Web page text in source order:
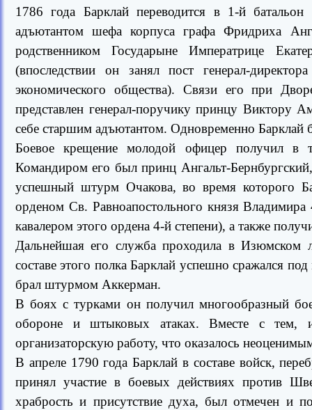
1786 года Барклай переводится в 1-й батальон
адъютантом шефа корпуса графа Фридриха
родственником Государыне Императрице
(впоследствии он занял пост генерал-
экономического общества). Связи его при
представлен генерал-поручику принцу Виктору
себе старшим адъютантом. Одновременно Барклай
Боевое крещение молодой офицер получил
Командиром его был принц Ангальт-
успешный штурм Очакова, во время которого
орденом Св. Равноапостольного князя
кавалером этого ордена 4-й степени), а также
Дальнейшая его служба проходила в Изюмском
составе этого полка Барклай успешно сражался
брал штурмом Аккерман.
В боях с турками он получил многообразный
обороне и штыковых атаках. Вместе с тем,
организаторскую работу, что оказалось
В апреле 1790 года Барклай в составе войск,
принял участие в боевых действиях против
храбрость и присутствие духа, был отмечен и